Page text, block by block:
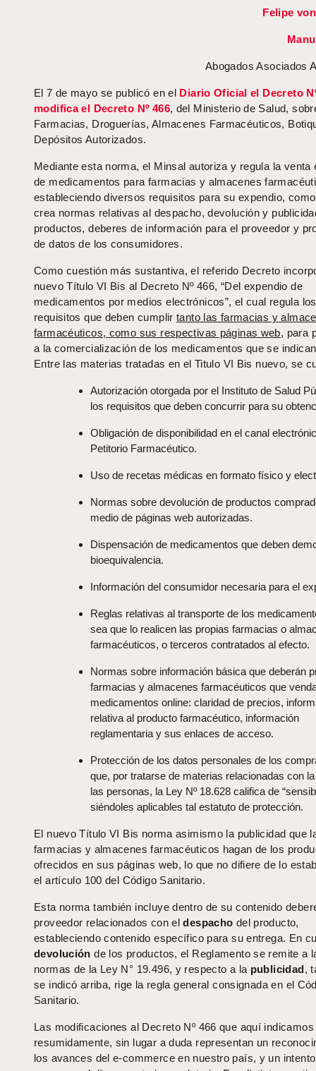
Felipe
Abogados Asociados
El 7 de mayo se publicó en el Diario Oficial el Decreto
modifica el Decreto Nº 466, del Ministerio de Salud,
Farmacias, Droguerías, Almacenes Farmacéuticos,
Depósitos Autorizados.
Mediante esta norma, el Minsal autoriza y regula la venta
de medicamentos para farmacias y almacenes
estableciendo diversos requisitos para su expendio,
crea normas relativas al despacho, devolución y
productos, deberes de información para el proveedor y
de datos de los consumidores.
Como cuestión más sustantiva, el referido Decreto
nuevo Título VI Bis al Decreto Nº 466, “Del expendio de
medicamentos por medios electrónicos”, el cual regula los
requisitos que deben cumplirtanto las farmacias y
farmacéuticos, como sus respectivas páginas web, para
a la comercialización de los medicamentos que se
Entre las materias tratadas en el Titulo VI Bis nuevo, se
Autorización otorgada por el Instituto de Salud
los requisitos que deben concurrir para su
Obligación de disponibilidad en el canal
Petitorio Farmacéutico.
Uso de recetas médicas en formato físico y
Normas sobre devolución de productos
medio de páginas web autorizadas.
Dispensación de medicamentos que deben
bioequivalencia.
Información del consumidor necesaria para el
Reglas relativas al transporte de los
sea que lo realicen las propias farmacias o
farmacéuticos, o terceros contratados al efecto.
Normas sobre información básica que deberán
farmacias y almacenes farmacéuticos que
medicamentos online: claridad de precios,
relativa al producto farmacéutico, información
reglamentaria y sus enlaces de acceso.
Protección de los datos personales de los
que, por tratarse de materias relacionadas con
las personas, la Ley Nº 18.628 califica de
siéndoles aplicables tal estatuto de protección.
El nuevo Título VI Bis norma asimismo la publicidad que
farmacias y almacenes farmacéuticos hagan de los
ofrecidos en sus páginas web, lo que no difiere de lo
el artículo 100 del Código Sanitario.
Esta norma también incluye dentro de su contenido
proveedor relacionados con eldespacho del producto,
estableciendo contenido específico para su entrega. En
devolución de los productos, el Reglamento se remite a
normas de la Ley N° 19.496, y respecto a la publicidad,
se indicó arriba, rige la regla general consignada en el
Sanitario.
Las modificaciones al Decreto Nº 466 que aquí indicamos
resumidamente, sin lugar a duda representan un
los avances del e-commerce en nuestro país, y un